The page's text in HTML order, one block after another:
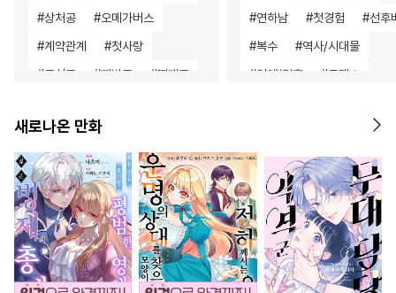
#상처공 #오메가버스
#계약관계 #첫사랑
#무심공 #재벌공 #떡대공
#계략공 #문란공
#욕망수 #민감수 #유혹수
#친구 #미남수 #첫경험
# 강수 #직진공 #초딩공
#수한정다정공 # 순진수
#기억상실 #상처수
#연하남 #첫경험 #선후
#복수 #역사/시대물
#연애/결혼 #로맨스
#다각관계 #오피스물
#
인외존재 #첫사랑
#로맨스 #친구
일상
#현대물 #현대물
#
계약관계 #친구
새로나온 만화